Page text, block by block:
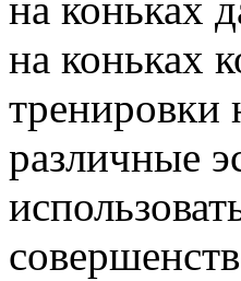
на коньках
тренировки
различные